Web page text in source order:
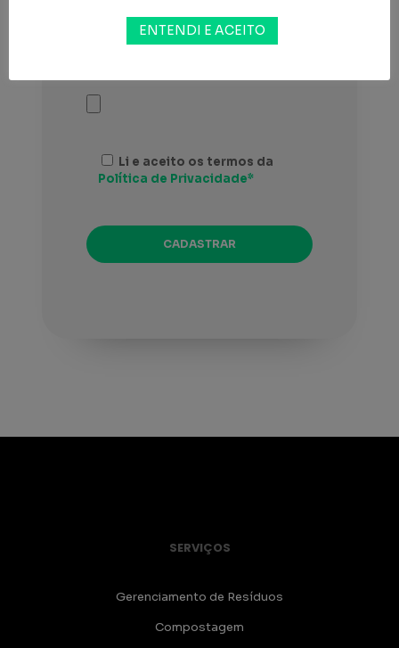
Envie seu currículo (.pdf, .doc ou
Li e aceito os termos da
Política de Privacidade*
SERVIÇOS
Gerenciamento de Resíduos
Compostagem
ENTENDI E ACEITO